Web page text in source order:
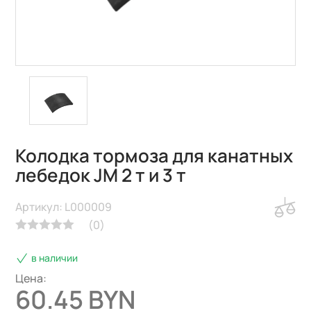
Колодка тормоза для канатных
лебедок JM 2 т и 3 т
(0)
Артикул: L000009
в наличии
Цена:
60.45 BYN